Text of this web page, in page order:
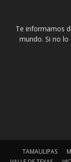
Te informamos
mundo. Si no
TAMAULIPAS